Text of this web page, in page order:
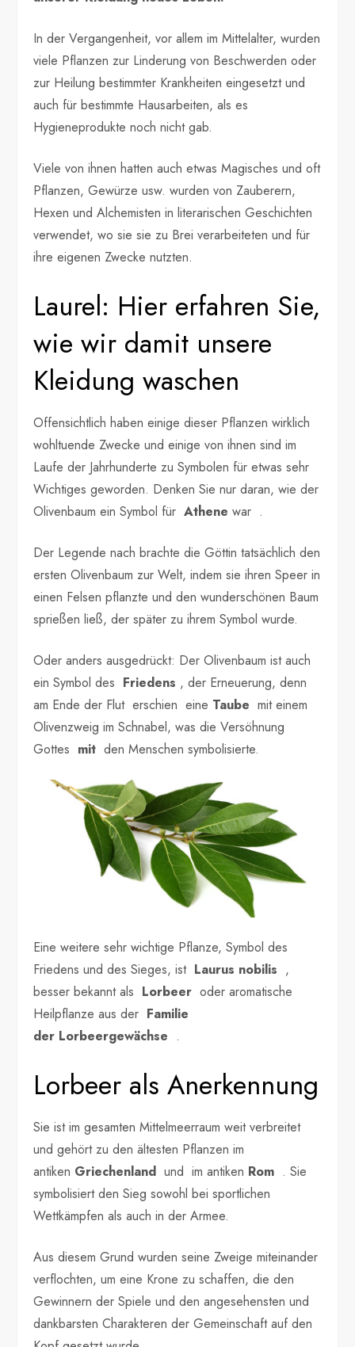
In der Vergangenheit, vor allem im Mittelalter, wurden
viele Pflanzen zur Linderung von Beschwerden oder
zur Heilung bestimmter Krankheiten eingesetzt und
auch für bestimmte Hausarbeiten, als es
Hygieneprodukte noch nicht gab.
Viele von ihnen hatten auch etwas Magisches und oft
Pflanzen, Gewürze usw. wurden von Zauberern,
Hexen und Alchemisten in literarischen Geschichten
verwendet, wo sie sie zu Brei verarbeiteten und für
ihre eigenen Zwecke nutzten.
Laurel: Hier erfahren Sie,
wie wir damit unsere
Kleidung waschen
Offensichtlich haben einige dieser Pflanzen wirklich
wohltuende Zwecke und einige von ihnen sind im
Laufe der Jahrhunderte zu Symbolen für etwas sehr
Wichtiges geworden. Denken Sie nur daran, wie der
Olivenbaum ein Symbol fürAthene war .
Der Legende nach brachte die Göttin tatsächlich den
ersten Olivenbaum zur Welt, indem sie ihren Speer in
einen Felsen pflanzte und den wunderschönen Baum
sprießen ließ, der später zu ihrem Symbol wurde.
Oder anders ausgedrückt: Der Olivenbaum ist auch
ein Symbol des Friedens , der Erneuerung, denn
am Ende der Flut erschien eine Taube mit einem
Olivenzweig im Schnabel, was die Versöhnung
Gottes mit den Menschen symbolisierte.
Eine weitere sehr wichtige Pflanze, Symbol des
Friedens und des Sieges, ist Laurus nobilis ,
besser bekannt als Lorbeer oder aromatische
Heilpflanze aus der Familie
der Lorbeergewächse .
Lorbeer als Anerkennung
Sie ist im gesamten Mittelmeerraum weit verbreitet
und gehört zu den ältesten Pflanzen im
antiken Griechenland und im antiken Rom . Sie
symbolisiert den Sieg sowohl bei sportlichen
Wettkämpfen als auch in der Armee.
Aus diesem Grund wurden seine Zweige miteinander
verflochten, um eine Krone zu schaffen, die den
Gewinnern der Spiele und den angesehensten und
dankbarsten Charakteren der Gemeinschaft auf den